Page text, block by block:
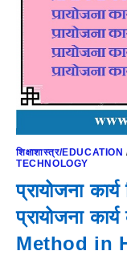
शिक्षाशास्त्र/EDUCATION
TECHNOLOGY
प्रायोजना
प्रायोजना
Method in